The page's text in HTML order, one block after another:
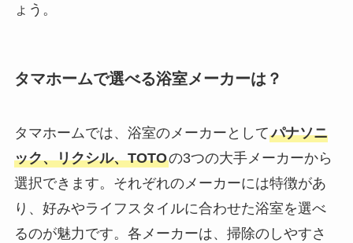
ょう。
タマホームで選べる浴室メーカーは？
タマホームでは、浴室のメーカーとしてパナソニ
ック、リクシル、TOTOの3つの大手メーカーから
選択できます。それぞれのメーカーには特徴があ
り、好みやライフスタイルに合わせた浴室を選べ
るのが魅力です。各メーカーは、掃除のしやすさ